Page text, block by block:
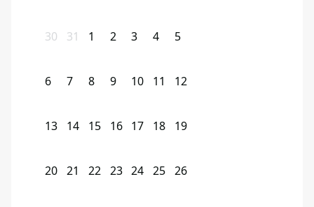
30 31 1 2 3 4 5
6 7 8 9 10 11 12
13 14 15 16 17 18 19
20 21 22 23 24 25 26